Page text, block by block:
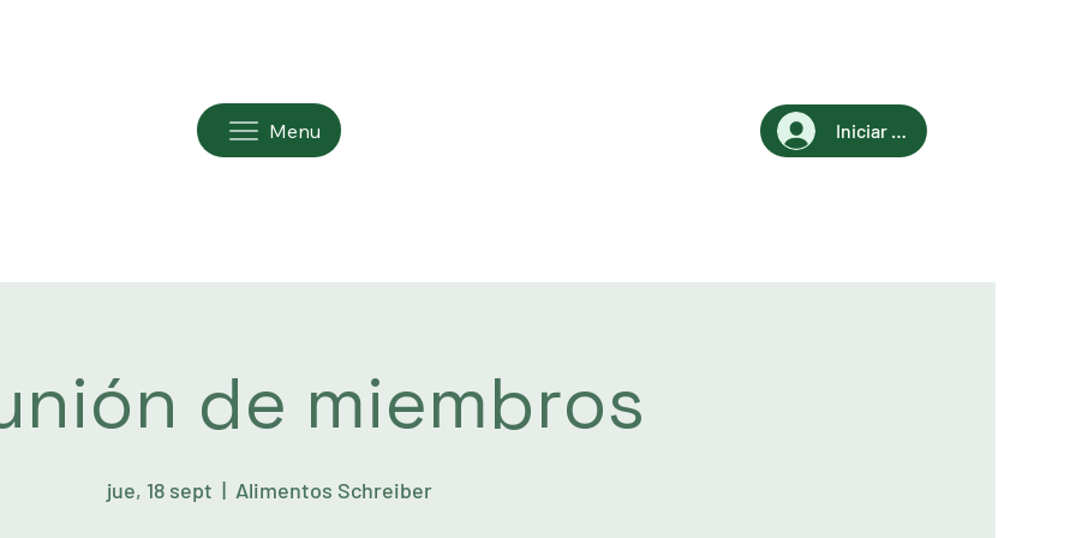
Menu Iniciar sesión
de miembros
jue, 18 sept
  |
Alimentos Schreiber